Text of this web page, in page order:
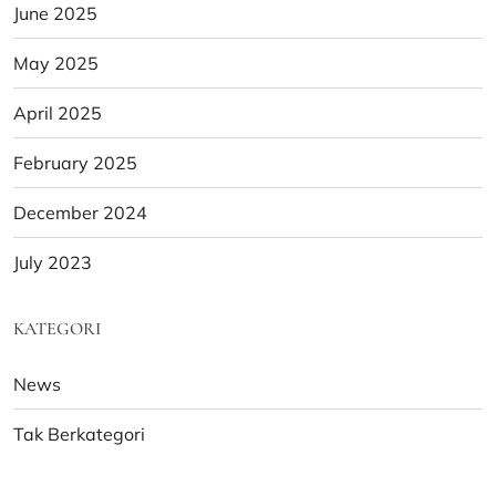
June 2025
May 2025
April 2025
February 2025
December 2024
July 2023
KATEGORI
News
Tak Berkategori